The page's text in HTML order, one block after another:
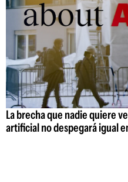
La brecha que nadie quiere
artificial no despegará igual